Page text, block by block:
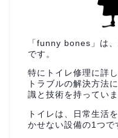
「funny bones」は
です。
特にトイレ修理に詳
トラブルの解決方法
識と技術を持っていま
トイレは、日常生活
かせない設備の1つで